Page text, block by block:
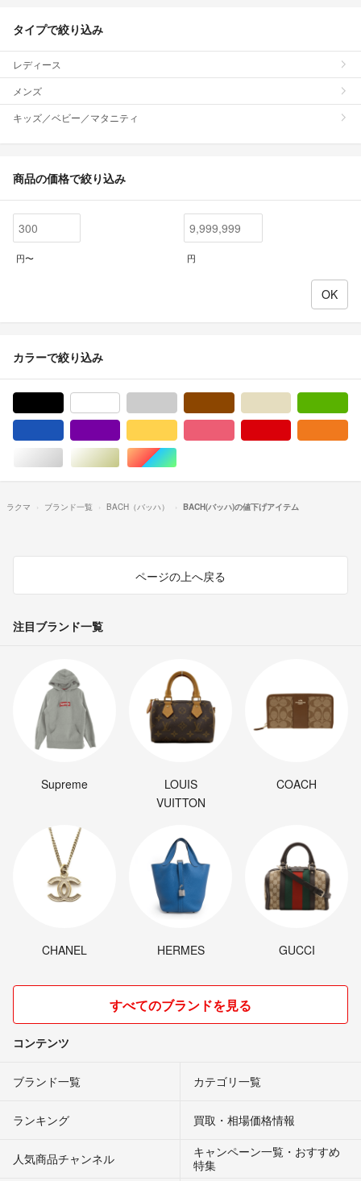
タイプで絞り込み
レディース
メンズ
キッズ／ベビー／マタニティ
商品の価格で絞り込み
円〜 円
カラーで絞り込み
シルバー/銀色系ゴールド/金色系マルチカラー
ラクマ ブランド一覧 BACH（バッハ） BACH(バッハ)の値下げアイテム
ページの上へ戻る
注目ブランド一覧
Supreme
LOUIS
VUITTON
COACH
CHANEL HERMES GUCCI
すべてのブランドを見る
コンテンツ
ブランド一覧 カテゴリ一覧
ランキング 買取・相場価格情報
人気商品チャンネル
キャンペーン一覧・おすすめ
特集